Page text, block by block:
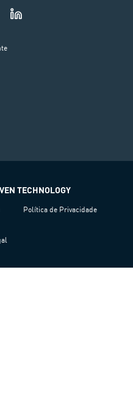
TECHNOLOGY
Política de Privacidade